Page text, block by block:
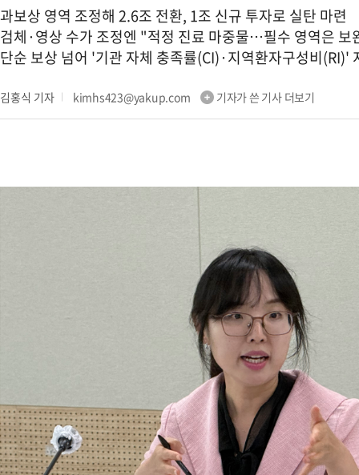
과보상 영역 조정해 2.6조 전환, 1조 신규 투자로 실탄 마련
검체·영상 수가 조정엔 "적정 진료 마중물…필수 영역은 보
단순 보상 넘어 '기관 자체 충족률(CI)·지역환자구성비(RI)'
김홍식 기자 kimhs423@yakup.com 기자가 쓴 기사 더보기